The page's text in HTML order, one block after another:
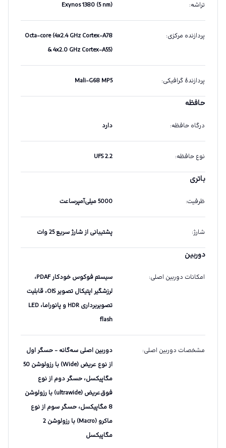
تراشه:
Exynos 1380 (5 nm)
پردازنده مرکزی:
Octa-core (4x2.4 GHz Cortex-A78
& 4x2.0 GHz Cortex-A55)
پردازندهٔ گرافیکی:
Mali-G68 MP5
حافظه
درگاه حافظه: دارد
نوع حافظه:
UFS 2.2
باتری
ظرفیت: 5000 میلی‌آمپرساعت
شارژ: پشتیبانی از شارژ‌ سریع 25 وات
دوربین
امکانات دوربین اصلی:
سیستم فوکوس خودکار PDAF،
لرزشگیر اپتیکال تصویر OIS، قابلیت
تصویربرداری HDR و پانوراما، LED
flash
مشخصات دوربین اصلی:
دوربین اصلی سه‌گانه - حسگر اول
از نوع عریض (Wide) با رزولوشن 50
مگاپیکسل، حسگر دوم از نوع
فوق‌عریض (ultrawide) با رزولوشن
8 مگاپیکسل، حسگر سوم از نوع
ماکرو (Macro) با رزولوشن 2
مگاپیکسل